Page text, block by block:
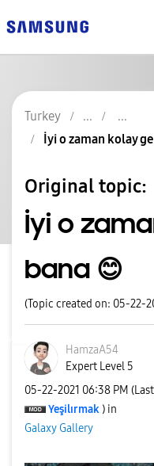
Turkey
İyi o zaman kolay
Original topic:
İyi o
bana 😊
(Topic created on: 05-22-
HamzaA54
Expert Level 5
‎05-22-2021 06:38 PM
Yeşilırmak ) in
Galaxy Gallery